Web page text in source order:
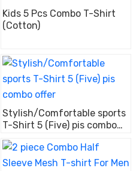
Kids 5 Pcs Combo T-Shirt
(Cotton)
Stylish/Comfortable sports
T-Shirt 5 (Five) pis combo
offer